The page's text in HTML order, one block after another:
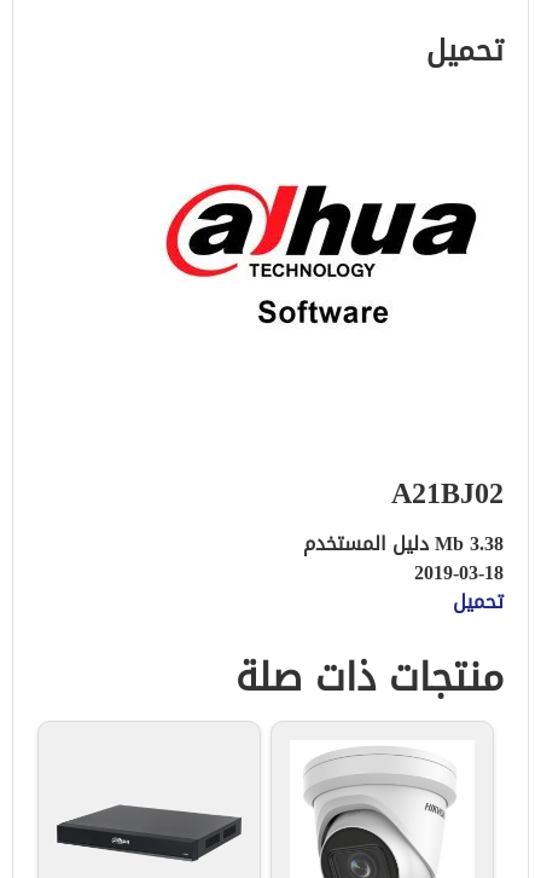
تحميل
A21BJ02
3.38 Mb دليل المستخدم
2019-03-18
تحميل
منتجات ذات صلة